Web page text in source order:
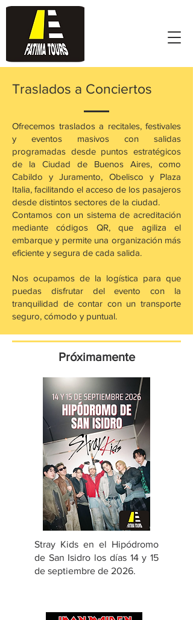
Traslados a Conciertos
Ofrecemos traslados a recitales, festivales
y eventos masivos con salidas
programadas desde puntos estratégicos
de la Ciudad de Buenos Aires, como
Cabildo y Juramento, Obelisco y Plaza
Italia, facilitando el acceso de los pasajeros
desde distintos sectores de la ciudad.
Contamos con un sistema de acreditación
mediante códigos QR, que agiliza el
embarque y permite una organización más
eficiente y segura de cada salida.
Nos ocupamos de la logística para que
puedas disfrutar del evento con la
tranquilidad de contar con un transporte
seguro, cómodo y puntual.
Próximamente
Stray Kids en el Hipódromo
de San Isidro los días 14 y 15
de septiembre de 2026.